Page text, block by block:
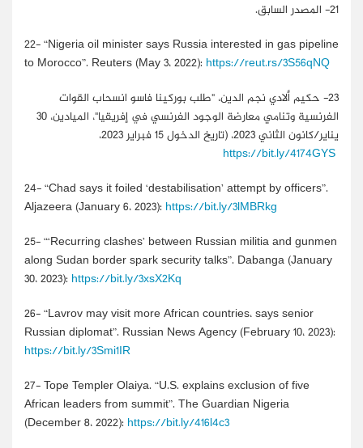
21- المصدر السابق.
22-“Nigeria oil minister says Russia interested in gas pipeline
to Morocco”. Reuters (May 3، 2022): https://reut.rs/3S56qNQ
23- حكيم ألادي نجم الدين، "طلب بوركينا فاسو انسحاب القوات
الفرنسية وتنامي معارضة الوجود الفرنسي في إفريقيا"، الميادين، 30
يناير/كانون الثاني 2023، (تاريخ الدخول 15 فبراير 2023،
https://bit.ly/4174GYS
24-“Chad says it foiled ‘destabilisation’ attempt by officers”.
Aljazeera (January 6، 2023): https://bit.ly/3lMBRkg
25-“‘Recurring clashes’ between Russian militia and gunmen
along Sudan border spark security talks”. Dabanga (January
30، 2023): https://bit.ly/3xsX2Kq
26-“Lavrov may visit more African countries، says senior
Russian diplomat”. Russian News Agency (February 10، 2023):
https://bit.ly/3Smi1IR
27-Tope Templer Olaiya. “U.S. explains exclusion of five
African leaders from summit”. The Guardian Nigeria
(December 8، 2022): https://bit.ly/416l4c3